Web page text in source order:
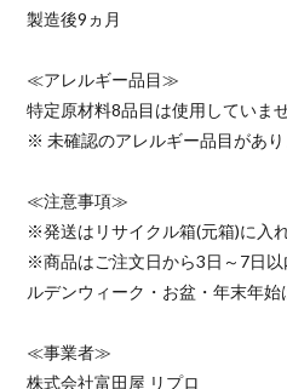
製造後9ヵ月
≪アレルギー品目≫
特定原材料8品目は使用していま
※ 未確認のアレルギー品目があり
≪注意事項≫
※発送はリサイクル箱(元箱)に入
※商品はご注文日から3日～7日
ルデンウィーク・お盆・年末年始
≪事業者≫
株式会社富田屋 リプロ